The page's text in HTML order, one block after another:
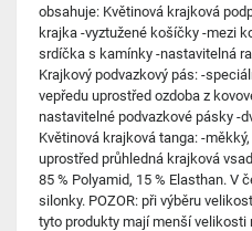
obsahuje: Květinová krajková
krajka -vyztužené košíčky -mezi
srdíčka s kamínky -nastavitelná
Krajkový podvazkový pás: -
vepředu uprostřed ozdoba z
nastavitelné podvazkové pásky -
Květinová krajková tanga: -
uprostřed průhledná krajková
85 % Polyamid, 15 % Elasthan. V
silonky. POZOR: při výběru
tyto produkty mají menší velikosti